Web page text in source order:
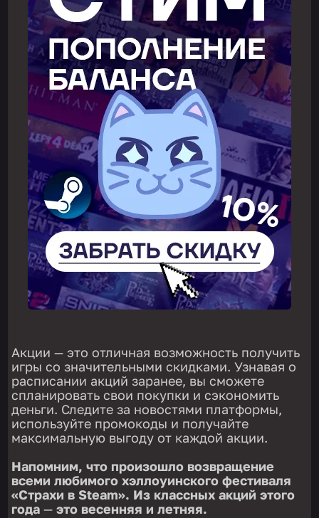
Акции — это отличная возможность получить
игры со значительными скидками. Узнавая о
расписании акций заранее, вы сможете
спланировать свои покупки и сэкономить
деньги. Следите за новостями платформы,
используйте промокоды и получайте
максимальную выгоду от каждой акции.
Напомним, что произошло возвращение
всеми любимого хэллоуинского фестиваля
«Страхи в Steam». Из классных акций этого
года—это весенняя и летняя.